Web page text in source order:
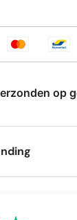
op